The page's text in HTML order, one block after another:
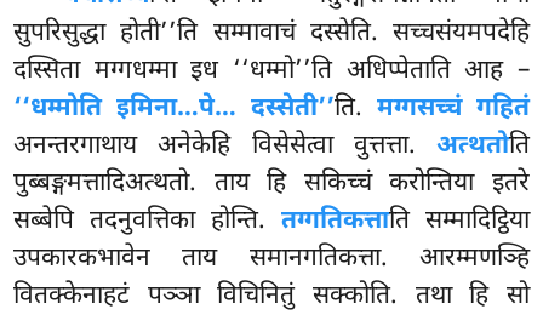
सुपरिसुद्धा होती’’ति सम्मावाचं दस्सेति. सच्चसंयमपदेहि
दस्सिता मग्गधम्मा इध ‘‘धम्मो’’ति अधिप्पेताति आह –
‘‘धम्मोति इमिना…पे… दस्सेती’’ति. मग्गसच्चं गहितं
अनन्तरगाथाय अनेकेहि विसेसेत्वा वुत्तत्ता. अत्थतोति
पुब्बङ्गमत्तादिअत्थतो. ताय हि सकिच्चं करोन्तिया इतरे
सब्बेपि तदनुवत्तिका होन्ति. तग्गतिकत्ताति सम्मादिट्ठिया
उपकारकभावेन ताय समानगतिकत्ता. आरम्मणञ्हि
वितक्केनाहटं पञ्ञा विचिनितुं सक्कोति. तथा हि सो